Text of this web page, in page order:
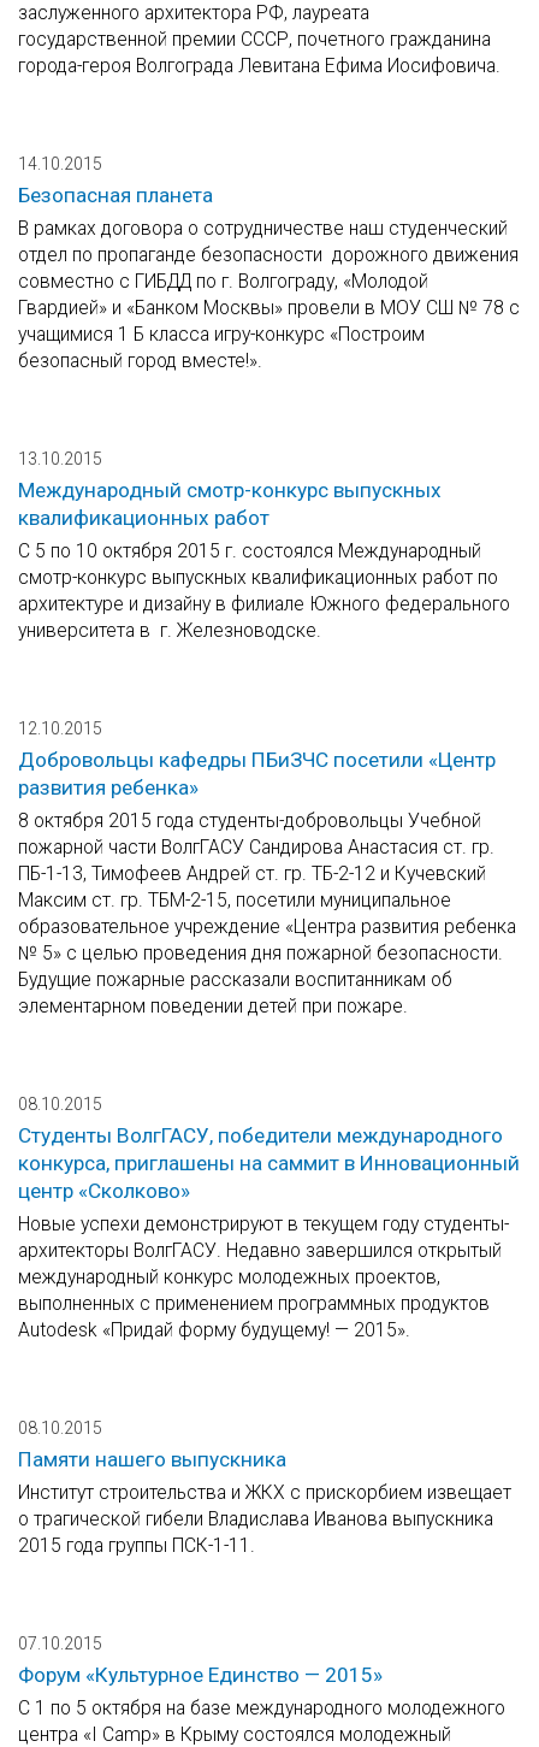
заслуженного архитектора РФ, лауреата
государственной премии СССР, почетного гражданина
города-героя Волгограда Левитана Ефима Иосифовича.
14.10.2015
Безопасная планета
В рамках договора о сотрудничестве наш студенческий
отдел по пропаганде безопасности дорожного движения
совместно с ГИБДД по г. Волгограду, «Молодой
Гвардией» и «Банком Москвы» провели в МОУ СШ № 78 с
учащимися 1 Б класса игру-конкурс «Построим
безопасный город вместе!».
13.10.2015
Международный смотр-конкурс выпускных
квалификационных работ
С 5 по 10 октября 2015 г. состоялся Международный
смотр-конкурс выпускных квалификационных работ по
архитектуре и дизайну в филиале Южного федерального
университета в г. Железноводске.
12.10.2015
Добровольцы кафедры ПБиЗЧС посетили «Центр
развития ребенка»
8 октября 2015 года студенты-добровольцы Учебной
пожарной части ВолгГАСУ Сандирова Анастасия ст. гр.
ПБ-1-13, Тимофеев Андрей ст. гр. ТБ-2-12 и Кучевский
Максим ст. гр. ТБМ-2-15, посетили муниципальное
образовательное учреждение «Центра развития ребенка
№ 5» с целью проведения дня пожарной безопасности.
Будущие пожарные рассказали воспитанникам об
элементарном поведении детей при пожаре.
08.10.2015
Студенты ВолгГАСУ, победители международного
конкурса, приглашены на саммит в Инновационный
центр «Сколково»
Новые успехи демонстрируют в текущем году студенты-
архитекторы ВолгГАСУ. Недавно завершился открытый
международный конкурс молодежных проектов,
выполненных с применением программных продуктов
Autodesk «Придай форму будущему! — 2015».
08.10.2015
Памяти нашего выпускника
Институт строительства и ЖКХ с прискорбием извещает
о трагической гибели Владислава Иванова выпускника
2015 года группы ПСК-1-11.
07.10.2015
Форум «Культурное Единство — 2015»
С 1 по 5 октября на базе международного молодежного
центра «I Camp» в Крыму состоялся молодежный